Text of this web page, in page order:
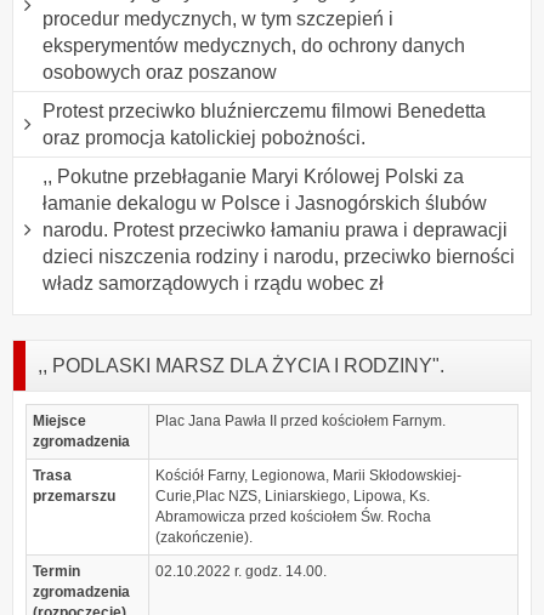
procedur medycznych, w tym szczepień i
eksperymentów medycznych, do ochrony danych
osobowych oraz poszanow
Protest przeciwko bluźnierczemu filmowi Benedetta
oraz promocja katolickiej pobożności.
,, Pokutne przebłaganie Maryi Królowej Polski za
łamanie dekalogu w Polsce i Jasnogórskich ślubów
narodu. Protest przeciwko łamaniu prawa i deprawacji
dzieci niszczenia rodziny i narodu, przeciwko bierności
władz samorządowych i rządu wobec zł
,, PODLASKI MARSZ DLA ŻYCIA I RODZINY".
Miejsce
zgromadzenia
Plac Jana Pawła II przed kościołem Farnym.
Trasa
przemarszu
Kościół Farny, Legionowa, Marii Skłodowskiej-
Curie,Plac NZS, Liniarskiego, Lipowa, Ks.
Abramowicza przed kościołem Św. Rocha
(zakończenie).
Termin
zgromadzenia
02.10.2022 r. godz. 14.00.